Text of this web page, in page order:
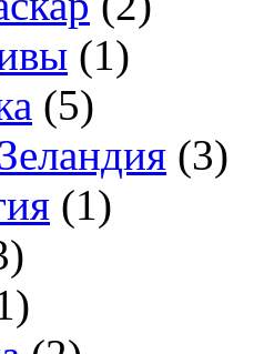
(1)
(5)
(3)
(1)